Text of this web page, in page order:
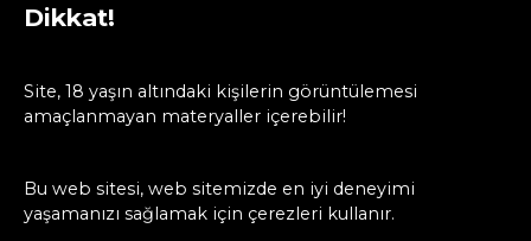
Dikkat!
Site, 18 yaşın altındaki kişilerin görüntülemesi
amaçlanmayan materyaller içerebilir!
Bu web sitesi, web sitemizde en iyi deneyimi
yaşamanızı sağlamak için çerezleri kullanır.